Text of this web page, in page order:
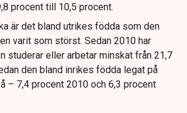
procent till 10,5 procent.
är det bland utrikes födda som den
varit som störst. Sedan 2010 har
studerar eller arbetar minskat från 21,7
den bland inrikes födda legat på
– 7,4 procent 2010 och 6,3 procent